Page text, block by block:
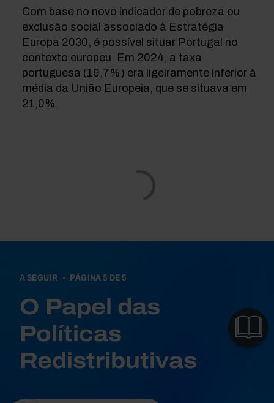
VER
CAPÍTULOS
Com base no novo indicador de pobreza ou
exclusão social associado à Estratégia
Europa 2030, é possível situar Portugal no
contexto europeu. Em 2024, a taxa
portuguesa (19,7%) era ligeiramente inferior à
média da União Europeia, que se situava em
21,0%.
A SEGUIR PÁGINA 5 DE 5
O Papel das
Políticas
Redistributivas